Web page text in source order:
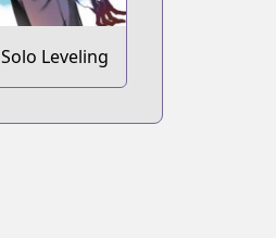
Solo Leveling